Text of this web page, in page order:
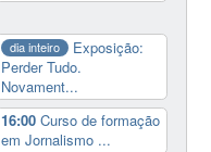
dia inteiro
Exposição:
Perder Tudo.
Novament...
16:00Curso de formação
em Jornalismo ...